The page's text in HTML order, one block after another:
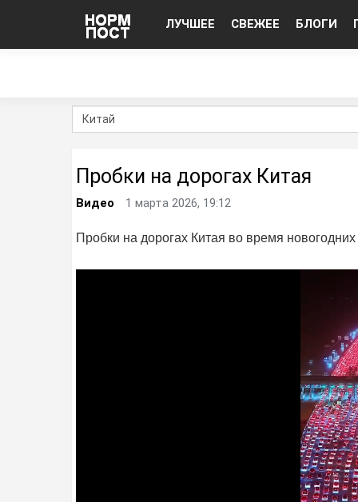
ЛУЧШЕЕ СВЕЖЕЕ БЛОГИ
Пробки на дорогах Китая
Видео 1 марта 2026, 19:12
Пробки на дорогах Китая во время